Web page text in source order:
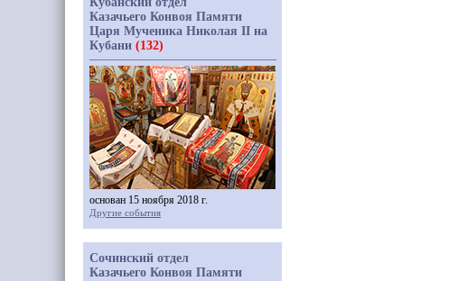
Казачьего Конвоя Памяти
Царя Мученика Николая II на
Кубани (132)
основан 15 ноября 2018 г.
Другие события
Сочинский отдел
Казачьего Конвоя Памяти